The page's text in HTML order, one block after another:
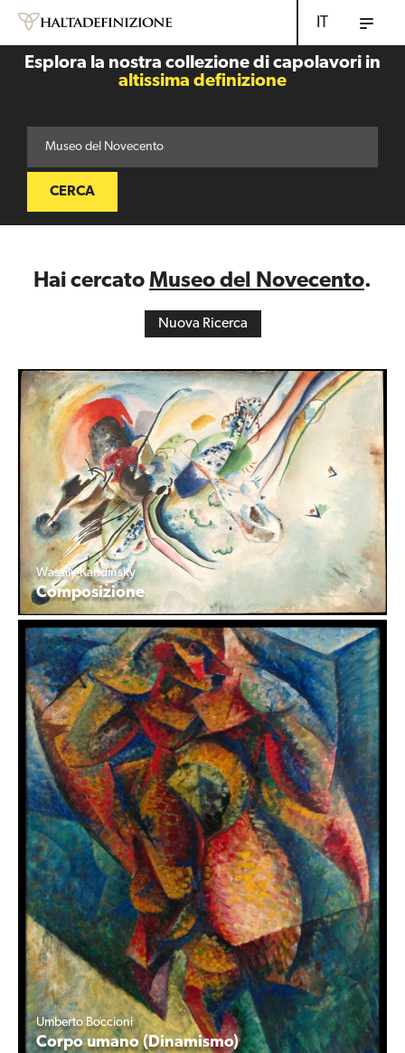
IT
Esplora la nostra collezione di capolavori in
altissima definizione
CERCA
Hai cercato Museo del Novecento.
Nuova Ricerca
Wassily Kandinsky
Composizione
Umberto Boccioni
Corpo umano (Dinamismo)